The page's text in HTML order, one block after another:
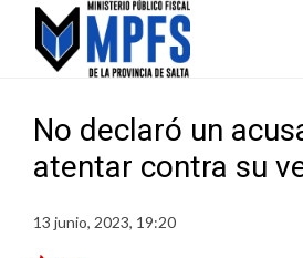
No declaró un
atentar contra su
13 junio, 2023, 19:20